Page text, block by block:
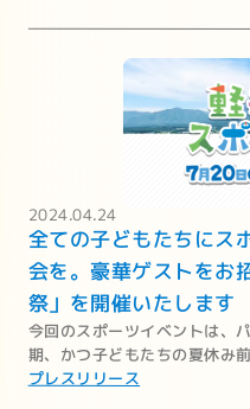
2024.04.24
全ての子どもたちにス
会を。豪華ゲストをお
祭」を開催いたします
今回のスポーツイベントは、
期、かつ子どもたちの夏休み
昨年町制施行100周年を迎え
プレスリリース